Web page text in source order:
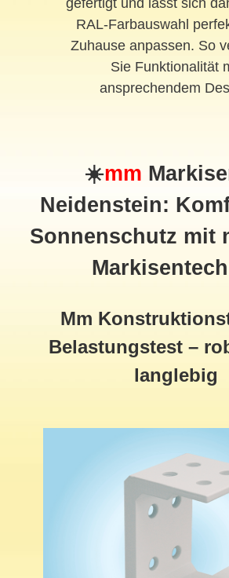
gefertigt und lässt sich
RAL-Farbauswahl
Zuhause anpassen. So
Sie Funktionalität
ansprechendem
☀️mm
Neidenstein:
Sonnenschutz mit
Mm
Belastungstest –
langlebig